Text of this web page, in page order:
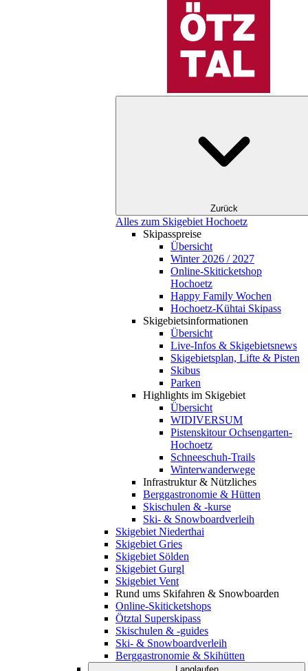
Zurück
Alles zum Skigebiet Hochoetz
Skipasspreise
Übersicht
Winter 2026 / 2027
Online-Skiticketshop
Hochoetz
Happy Family Wochen
Hochoetz-Kühtai Skipass
Skigebietsinformationen
Übersicht
Live-Infos & Skigebietsnews
Skigebietsplan, Lifte & Pisten
Skibus
Parken
Highlights im Skigebiet
Übersicht
WIDIVERSUM
Pistenskitour Ochsengarten-
Hochoetz
Schneeschuh-Trails
Winterwanderwege
Infrastruktur & Nützliches
Berggastronomie & Hütten
Skischulen & -kurse
Ski- & Snowboardverleih
Skigebiet Niederthai
Skigebiet Gries
Skigebiet Sölden
Skigebiet Gurgl
Skigebiet Vent
Rund ums Skifahren & Snowboarden
Online-Skiticketshops
Ötztal Superskipass
Skischulen & -guides
Ski- & Snowboardverleih
Berggastronomie & Skihütten